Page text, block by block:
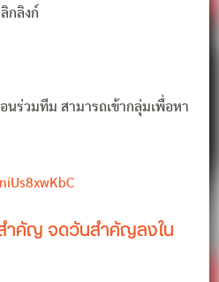
กลิงก์
นร่วมทีม สามารถเข้ากลุ่มเพื่อหา
สำคัญ จดวันสำคัญลงใน